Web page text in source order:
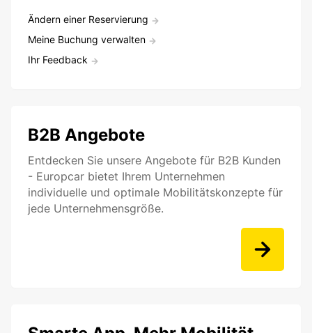
Ändern einer Reservierung
Meine Buchung verwalten
Ihr Feedback
B2B Angebote
Entdecken Sie unsere Angebote für B2B Kunden
- Europcar bietet Ihrem Unternehmen
individuelle und optimale Mobilitätskonzepte für
jede Unternehmensgröße.